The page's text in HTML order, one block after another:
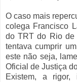
O caso mais
colega Francisco
do TRT do Rio de
tentava cumprir
este não seja,
Oficial de Justiça
Existem, a rigor,